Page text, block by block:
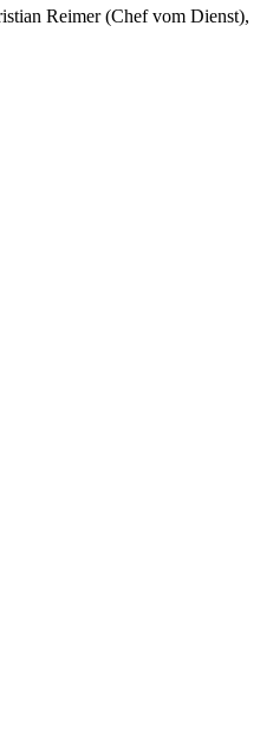
Reimer (Chef vom Dienst),